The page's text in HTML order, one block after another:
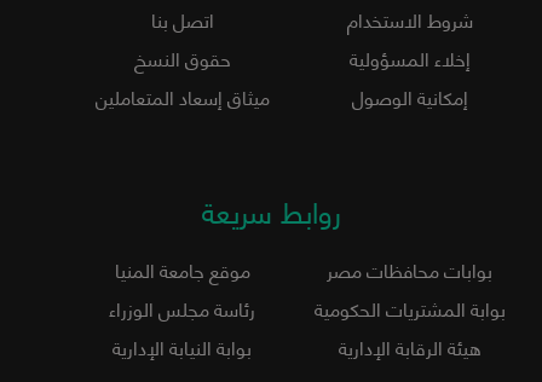
شروط الاستخدام
اتصل بنا
إخلاء المسؤولية
حقوق النسخ
إمكانية الوصول
ميثاق إسعاد المتعاملين
روابط سريعة
بوابات محافظات مصر
موقع جامعة المنيا
بوابة المشتريات الحكومية
رئاسة مجلس الوزراء
هيئة الرقابة الإدارية
بوابة النيابة الإدارية